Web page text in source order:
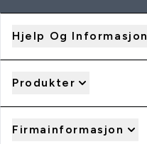
Hjelp Og Informasjon
Produkter
Firmainformasjon